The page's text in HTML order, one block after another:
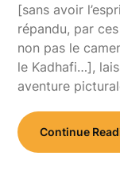
[sans avoir
répandu, par
non pas le
le Kadhafi…],
aventure
Continue